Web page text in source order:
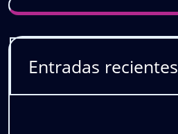
Entradas recientes